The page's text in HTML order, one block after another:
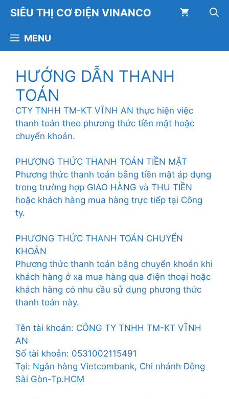
Chuyển
đến
dung
SIÊU THỊ CƠ ĐIỆN VINANCO
MENU
HƯỚNG DẪN THANH
TOÁN
CTY TNHH TM-KT VĨNH AN thực hiện việc
thanh toán theo phương thức tiền mặt hoặc
chuyển khoản.
PHƯƠNG THỨC THANH TOÁN TIỀN MẶT
Phương thức thanh toán bằng tiền mặt áp dụng
trong trường hợp GIAO HÀNG và THU TIỀN
hoặc khách hàng mua hàng trực tiếp tại Công
ty.
PHƯƠNG THỨC THANH TOÁN CHUYỂN
KHOẢN
Phương thức thanh toán bằng chuyển khoản khi
khách hàng ở xa mua hàng qua điện thoại hoặc
khách hàng có nhu cầu sử dụng phương thức
thanh toán này.
Tên tài khoản: CÔNG TY TNHH TM-KT VĨNH
AN
Số tài khoản: 0531002115491
Tại: Ngân hàng Vietcombank, Chi nhánh Đông
Sài Gòn-Tp.HCM